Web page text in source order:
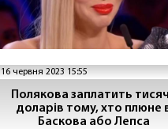
16 червня 2023 15:55
Полякова заплатить
доларів тому, хто плюне
Баскова або Лепса